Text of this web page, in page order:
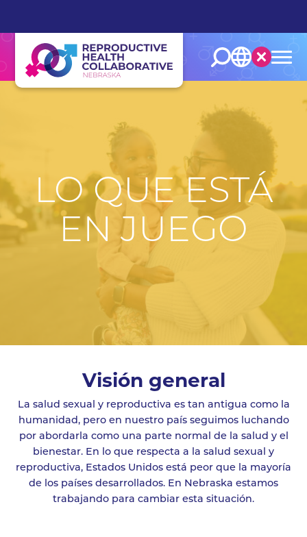
LO QUE ESTÁ
EN JUEGO
Visión general
La salud sexual y reproductiva es tan antigua como la
humanidad, pero en nuestro país seguimos luchando
por abordarla como una parte normal de la salud y el
bienestar. En lo que respecta a la salud sexual y
reproductiva, Estados Unidos está peor que la mayoría
de los países desarrollados. En Nebraska estamos
trabajando para cambiar esta situación.